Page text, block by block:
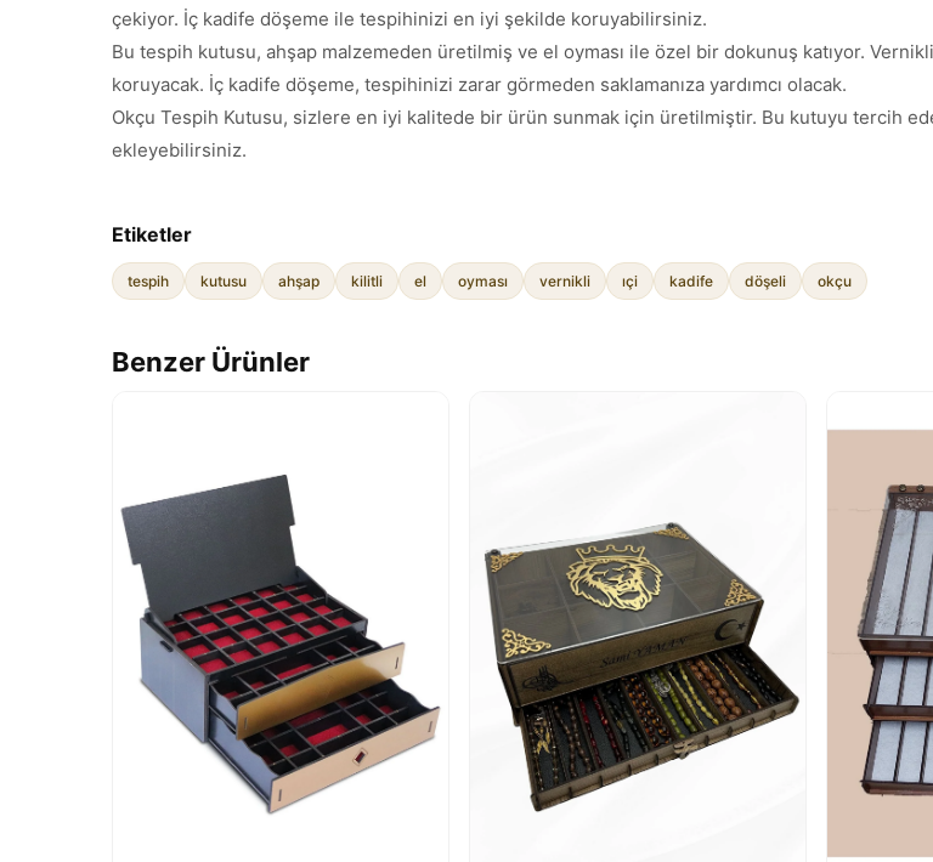
çekiyor. İç kadife döşeme ile tespihinizi en iyi şekilde koruyabilirsiniz.
Bu tespih kutusu, ahşap malzemeden üretilmiş ve el oyması ile özel bir dokunuş katıyor.
koruyacak. İç kadife döşeme, tespihinizi zarar görmeden saklamanıza yardımcı olacak.
Okçu Tespih Kutusu, sizlere en iyi kalitede bir ürün sunmak için üretilmiştir. Bu kutuyu tercih
ekleyebilirsiniz.
Etiketler
tespih kutusu ahşap kilitli el oyması vernikli ıçi kadife döşeli okçu
Benzer Ürünler